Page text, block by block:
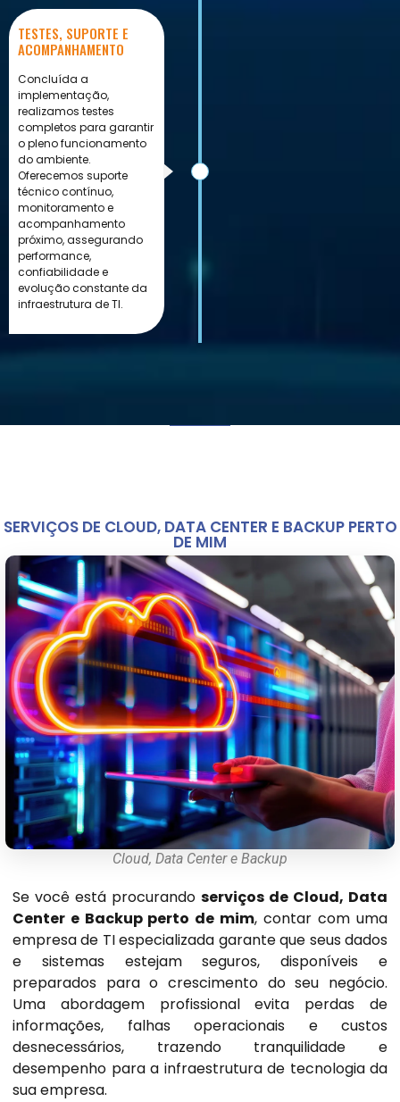
TESTES, SUPORTE E
ACOMPANHAMENTO
Concluída a
implementação,
realizamos testes
completos para garantir
o pleno funcionamento
do ambiente.
Oferecemos suporte
técnico contínuo,
monitoramento e
acompanhamento
próximo, assegurando
performance,
confiabilidade e
evolução constante da
infraestrutura de TI.
SERVIÇOS DE CLOUD, DATA CENTER E BACKUP PERTO
DE MIM
Cloud, Data Center e Backup
Se você está procurando serviços de Cloud, Data
Center e Backup perto de mim, contar com uma
empresa de TI especializada garante que seus dados
e sistemas estejam seguros, disponíveis e
preparados para o crescimento do seu negócio.
Uma abordagem profissional evita perdas de
informações, falhas operacionais e custos
desnecessários, trazendo tranquilidade e
desempenho para a infraestrutura de tecnologia da
sua empresa.